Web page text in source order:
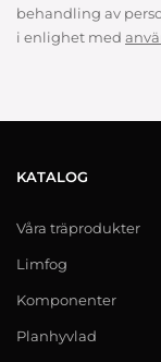
behandling av
i enlighet med
KATALOG
Våra träprodukter
Limfog
Komponenter
Planhyvlad